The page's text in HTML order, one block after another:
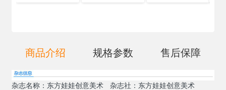
商品介绍 规格参数 售后保障
杂志名称：东方娃娃创意美术
杂志社：东方娃娃创意美术